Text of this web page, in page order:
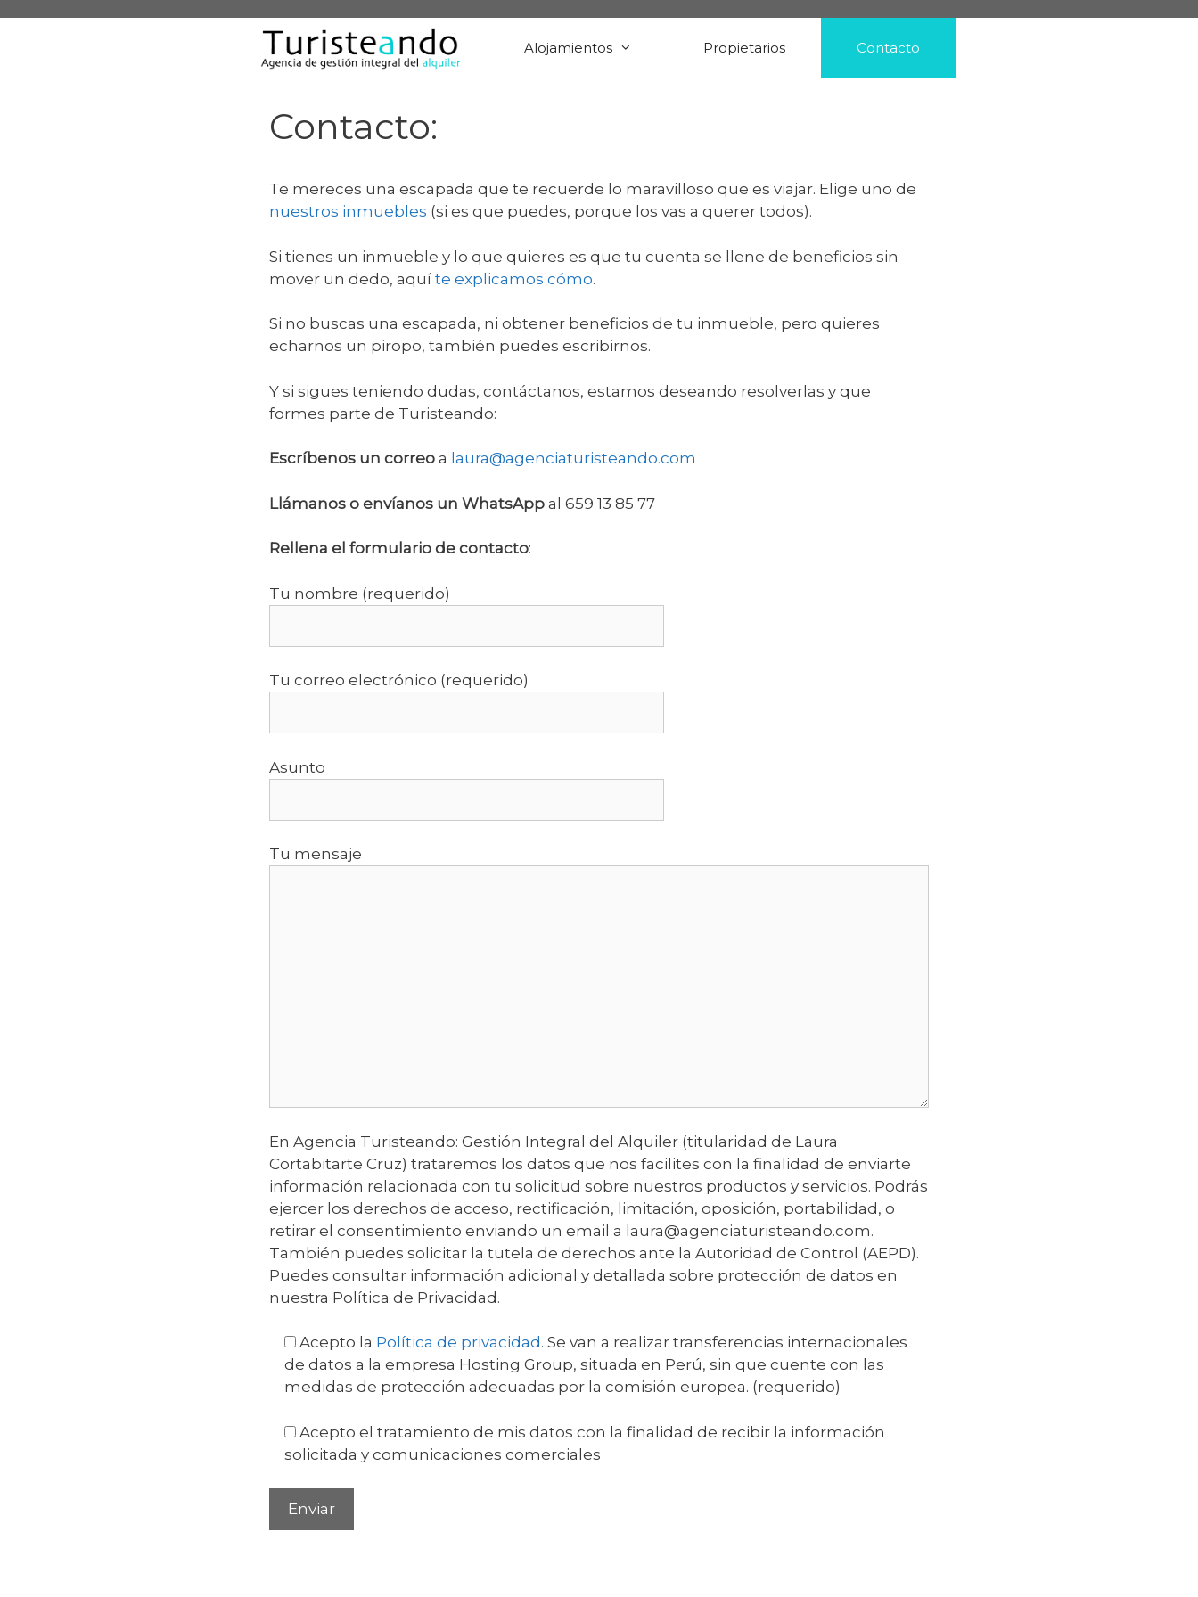
Alojamientos Propietarios Contacto
Contacto:
Te mereces una escapada que te recuerde lo maravilloso que es viajar. Elige uno de
nuestros inmuebles (si es que puedes, porque los vas a querer todos).
Si tienes un inmueble y lo que quieres es que tu cuenta se llene de beneficios sin
mover un dedo, aquí te explicamos cómo.
Si no buscas una escapada, ni obtener beneficios de tu inmueble, pero quieres
echarnos un piropo, también puedes escribirnos.
Y si sigues teniendo dudas, contáctanos, estamos deseando resolverlas y que
formes parte de Turisteando:
Escríbenos un correo a laura@agenciaturisteando.com
Llámanos o envíanos un WhatsApp al 659 13 85 77
Rellena el formulario de contacto:
Tu nombre (requerido)
Tu correo electrónico (requerido)
Asunto
Tu mensaje
En Agencia Turisteando: Gestión Integral del Alquiler (titularidad de Laura
Cortabitarte Cruz) trataremos los datos que nos facilites con la finalidad de enviarte
información relacionada con tu solicitud sobre nuestros productos y servicios. Podrás
ejercer los derechos de acceso, rectificación, limitación, oposición, portabilidad, o
retirar el consentimiento enviando un email a laura@agenciaturisteando.com.
También puedes solicitar la tutela de derechos ante la Autoridad de Control (AEPD).
Puedes consultar información adicional y detallada sobre protección de datos en
nuestra Política de Privacidad.
Acepto la Política de privacidad . Se van a realizar transferencias internacionales
de datos a la empresa Hosting Group, situada en Perú, sin que cuente con las
medidas de protección adecuadas por la comisión europea. (requerido)
Acepto el tratamiento de mis datos con la finalidad de recibir la información
solicitada y comunicaciones comerciales